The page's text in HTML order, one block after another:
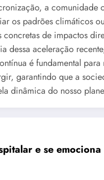
a comunidade
os padrões climáticos
de impactos
dessa aceleração
é fundamental
garantindo que a
dinâmica do nosso
e se